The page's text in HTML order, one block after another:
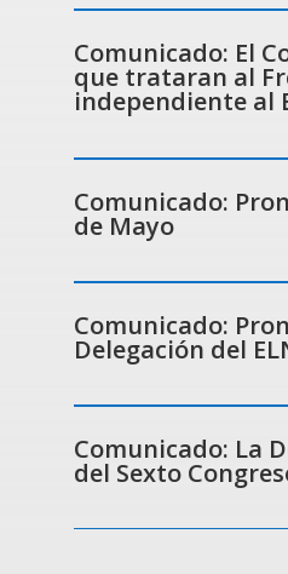
Comunicado: El
que trataran al
independiente al
Comunicado:
de Mayo
Comunicado:
Delegación del
Comunicado: La
del Sexto